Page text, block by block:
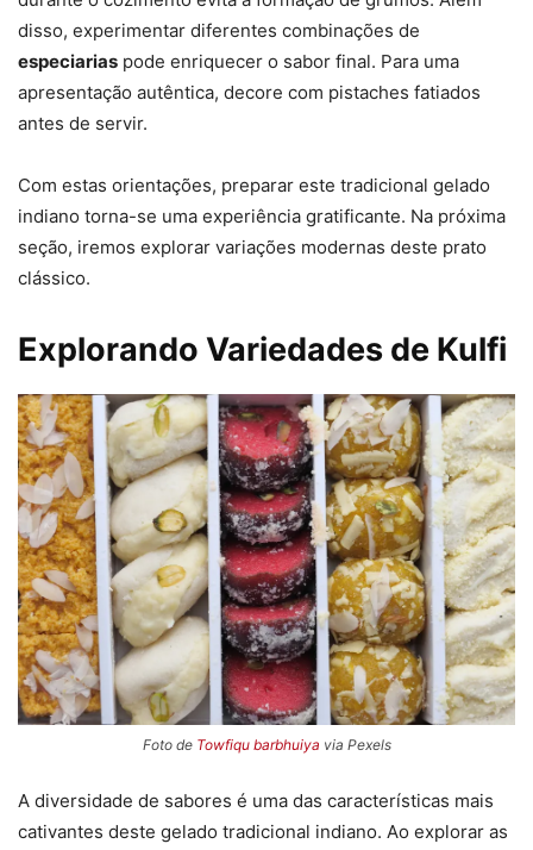
disso, experimentar diferentes combinações de
especiarias pode enriquecer o sabor final. Para uma
apresentação autêntica, decore com pistaches fatiados
antes de servir.
Com estas orientações, preparar este tradicional gelado
indiano torna-se uma experiência gratificante. Na próxima
seção, iremos explorar variações modernas deste prato
clássico.
Explorando Variedades de Kulfi
Foto de Towfiqu barbhuiya via Pexels
A diversidade de sabores é uma das características mais
cativantes deste gelado tradicional indiano. Ao explorar as